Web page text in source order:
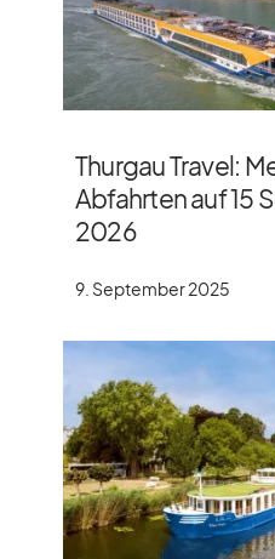
Thurgau Travel:
Abfahrten auf 15
2026
9. September 2025